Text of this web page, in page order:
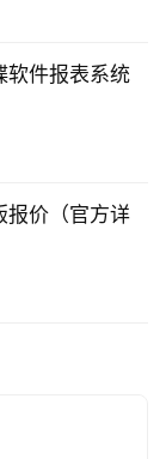
软件报表系统
报价（官方详